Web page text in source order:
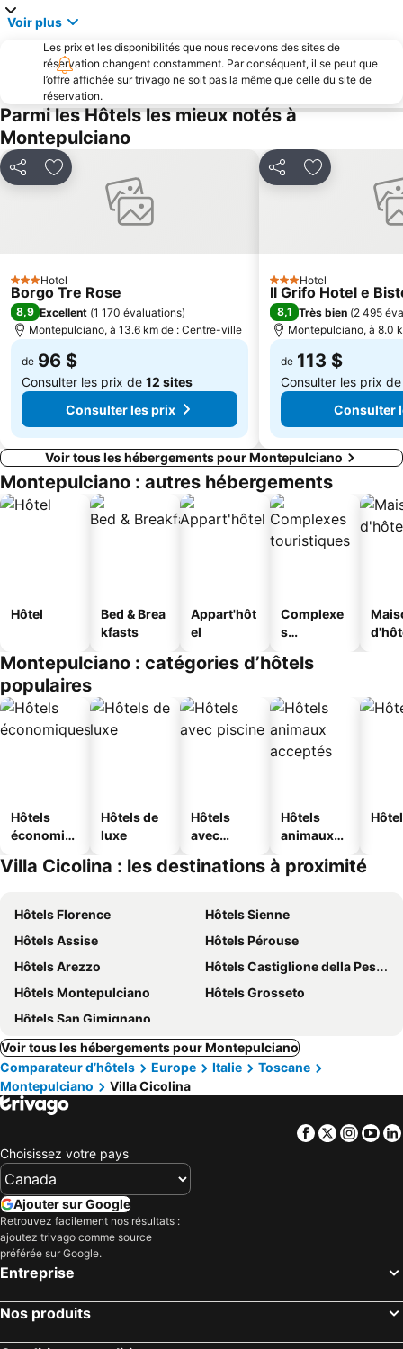
Centre historique de Montepulciano
Crete senesi
Arezzo
Joute du Sarrasin
Palasport Evangelisti
San Vigilio
Porta Marzia
Chiassa Superiore
Voir plus
Les prix et les disponibilités que nous recevons des sites de
réservation changent constamment. Par conséquent, il se peut que
l’offre affichée sur trivago ne soit pas la même que celle du site de
réservation.
Parmi les Hôtels les mieux notés à
Montepulciano
PartagerAjouter à mes favoris
3 Étoiles
Hotel
Borgo Tre Rose
8,9 Excellent (1 170 évaluations)
Montepulciano, à 13.6 km de : Centre-ville
de 96 $
Consulter les prix de 12 sites
Consulter les prix
PartagerAjouter à
3 Étoiles
Hotel
Il Grifo Hotel e
8,1 Très bien (2 495
Montepulciano, à 8.0
de 113 $
Consulter les prix
Consulter
Voir tous les hébergements pour Montepulciano
Montepulciano : autres hébergements
Hôtel
Bed & Brea
kfasts
Appart'hôt
el
Complexe
s
s
Montepulciano : catégories d’hôtels
populaires
Hôtels
économiq
Hôtels de
luxe
Hôtels
avec
Hôtels
animaux
Villa Cicolina : les destinations à proximité
Hôtels Florence
Hôtels Sienne
Hôtels Assise
Hôtels Pérouse
Hôtels Arezzo
Hôtels Castiglione della Pescaia
Hôtels Montepulciano
Hôtels Grosseto
Hôtels San Gimignano
Voir tous les hébergements pour Montepulciano
Comparateur d’hôtels
Europe Italie
Toscane
Montepulciano
Villa Cicolina
Facebook
Twitter
Choisissez votre pays
Ajouter sur Google
Retrouvez facilement nos résultats :
ajoutez trivago comme source
préférée sur Google.
Entreprise
Nos produits